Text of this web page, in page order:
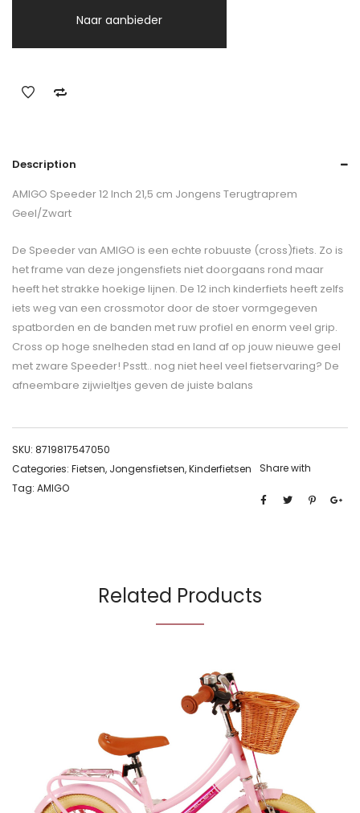
Naar aanbieder
Description
AMIGO Speeder 12 Inch 21,5 cm Jongens Terugtraprem
Geel/Zwart
De Speeder van AMIGO is een echte robuuste (cross)fiets. Zo is
het frame van deze jongensfiets niet doorgaans rond maar
heeft het strakke hoekige lijnen. De 12 inch kinderfiets heeft zelfs
iets weg van een crossmotor door de stoer vormgegeven
spatborden en de banden met ruw profiel en enorm veel grip.
Cross op hoge snelheden stad en land af op jouw nieuwe geel
met zware Speeder! Psstt.. nog niet heel veel fietservaring? De
afneembare zijwieltjes geven de juiste balans
SKU: 8719817547050
Categories: Fietsen, Jongensfietsen,Kinderfietsen
Tag: AMIGO
Share with
Related Products